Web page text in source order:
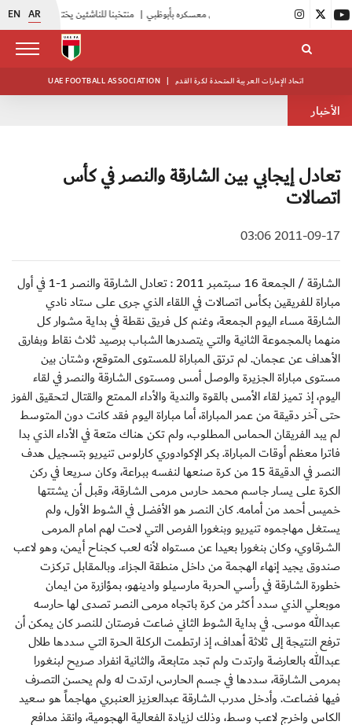
EN AR | |
UAE FOOTBALL ASSOCIATION | اتحاد الإمارات العربية المتحدة لكرة القدم
الأخبار
تعادل إيجابي بين الشارقة والنصر في كأس
اتصالات
2011-09-17 03:06
الشارقة / الجمعة 16 سبتمبر 2011 : تعادل الشارقة والنصر 1-1 في أول
مباراة للفريقين بكأس اتصالات في اللقاء الذي جرى على ستاد نادي
الشارقة مساء اليوم الجمعة، وغنم كل فريق نقطة في بداية مشوار كل
منهما بالمجموعة الثانية والتي يتصدرها الشباب برصيد ثلاث نقاط وبفارق
الأهداف عن عجمان. لم ترتق المباراة للمستوى المتوقع، وشتان بين
مستوى مباراة الجزيرة والوصل أمس ومستوى الشارقة والنصر في لقاء
اليوم، إذ تميز لقاء الأمس بالقوة والندية والأداء الممتع والقتال لتحقيق الفوز
حتى آخر دقيقة من عمر المباراة، أما مباراة اليوم فقد كانت دون المتوسط
لم يبد الفريقان الحماس المطلوب، ولم تكن هناك متعة في الأداء الذي بدا
فاترا معظم أوقات المباراة. بكر الإكوادوري كارلوس تنيريو بتسجيل هدف
النصر في الدقيقة 15 من كرة صنعها لنفسه ببراعة، وكان سريعا في ركن
الكرة على يسار جاسم محمد حارس مرمى الشارقة، وقبل أن يشتتها
خميس أحمد من أمامه. كان النصر هو الأفضل في الشوط الأول، ولم
يستغل مهاجموه تنيريو وبنغورا الفرص التي لاحت لهم امام المرمى
الشرقاوي، وكان بنغورا بعيدا عن مستواه لأنه لعب كجناح أيمن، وهو لاعب
صندوق يجيد إنهاء الهجمة من داخل منطقة الجزاء. وبالمقابل تركزت
خطورة الشارقة في رأسي الحربة مارسيلو وادينهو، بمؤازرة من ايمان
موبعلي الذي سدد أكثر من كرة باتجاه مرمى النصر تصدى لها حارسه
عبدالله موسى. في بداية الشوط الثاني ضاعت فرصتان للنصر كان يمكن أن
ترفع النتيجة إلى ثلاثة أهداف، إذ ارتطمت الركلة الحرة التي سددها طلال
عبدالله بالعارضة وارتدت ولم تجد متابعة، والثانية انفراد صريح لبنغورا
بمرمى الشارقة، سددها في جسم الحارس، ارتدت له ولم يحسن التصرف
فيها فضاعت. وأدخل مدرب الشارقة عبدالعزيز العنبري مهاجماً هو سعيد
الكاس واخرج لاعب وسط، وذلك لزيادة الفعالية الهجومية، وانقذ مدافع